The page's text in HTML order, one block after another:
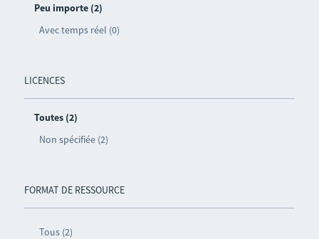
Peu importe (2)
Avec temps réel (0)
LICENCES
Toutes (2)
Non spécifiée (2)
FORMAT DE RESSOURCE
Tous (2)